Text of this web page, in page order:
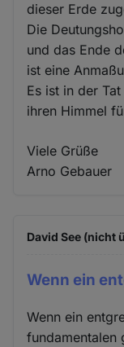
dieser Erde
Die
und das Ende
ist eine
Es ist in der
ihren Himmel
Viele Grüße
Arno Gebauer
David See (nicht
Wenn ein
Wenn ein
fundamentalen